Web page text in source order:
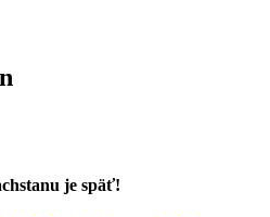
je späť!